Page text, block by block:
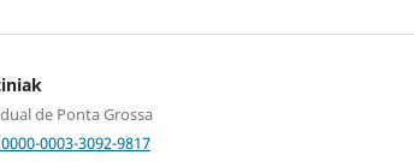
de Ponta Grossa
0003-3092-9817